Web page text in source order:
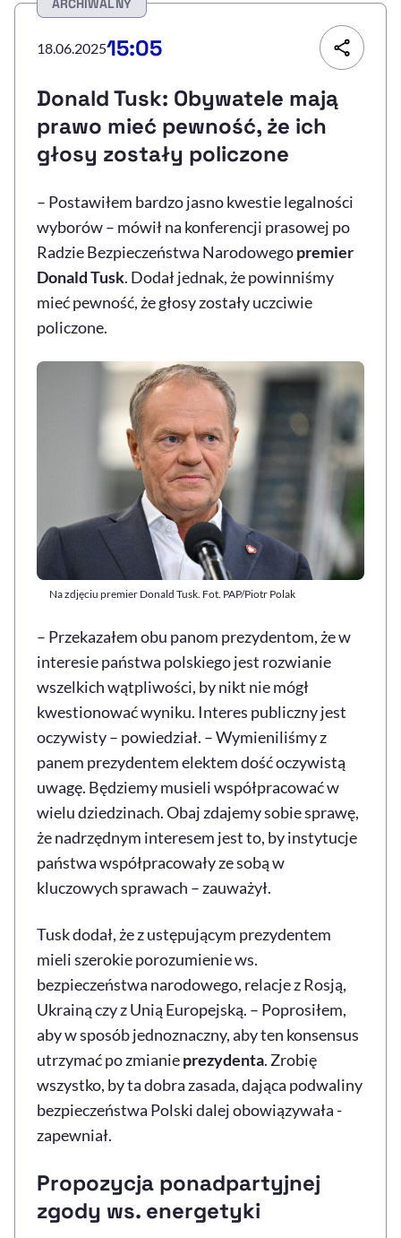
Sprawdź, jak i dlaczego zwiększamy dostępność , otwiera się w nowym
Deklaracja dostępności
ARCHIWALNY
18.06.202515:05
Donald Tusk: Obywatele mają
prawo mieć pewność, że ich
głosy zostały policzone
– Postawiłem bardzo jasno kwestie legalności
wyborów – mówił na konferencji prasowej po
Radzie Bezpieczeństwa Narodowegopremier
Donald Tusk. Dodał jednak, że powinniśmy
mieć pewność, że głosy zostały uczciwie
policzone.
Na zdjęciu premier Donald Tusk. Fot. PAP/Piotr Polak
– Przekazałem obu panom prezydentom, że w
interesie państwa polskiego jest rozwianie
wszelkich wątpliwości, by nikt nie mógł
kwestionować wyniku. Interes publiczny jest
oczywisty – powiedział. – Wymieniliśmy z
panem prezydentem elektem dość oczywistą
uwagę. Będziemy musieli współpracować w
wielu dziedzinach. Obaj zdajemy sobie sprawę,
że nadrzędnym interesem jest to, by instytucje
państwa współpracowały ze sobą w
kluczowych sprawach – zauważył.
Tusk dodał, że z ustępującym prezydentem
mieli szerokie porozumienie ws.
bezpieczeństwa narodowego, relacje z Rosją,
Ukrainą czy z Unią Europejską. – Poprosiłem,
aby w sposób jednoznaczny, aby ten konsensus
utrzymać po zmianieprezydenta. Zrobię
wszystko, by ta dobra zasada, dająca podwaliny
bezpieczeństwa Polski dalej obowiązywała -
zapewniał.
Propozycja ponadpartyjnej
zgody ws. energetyki